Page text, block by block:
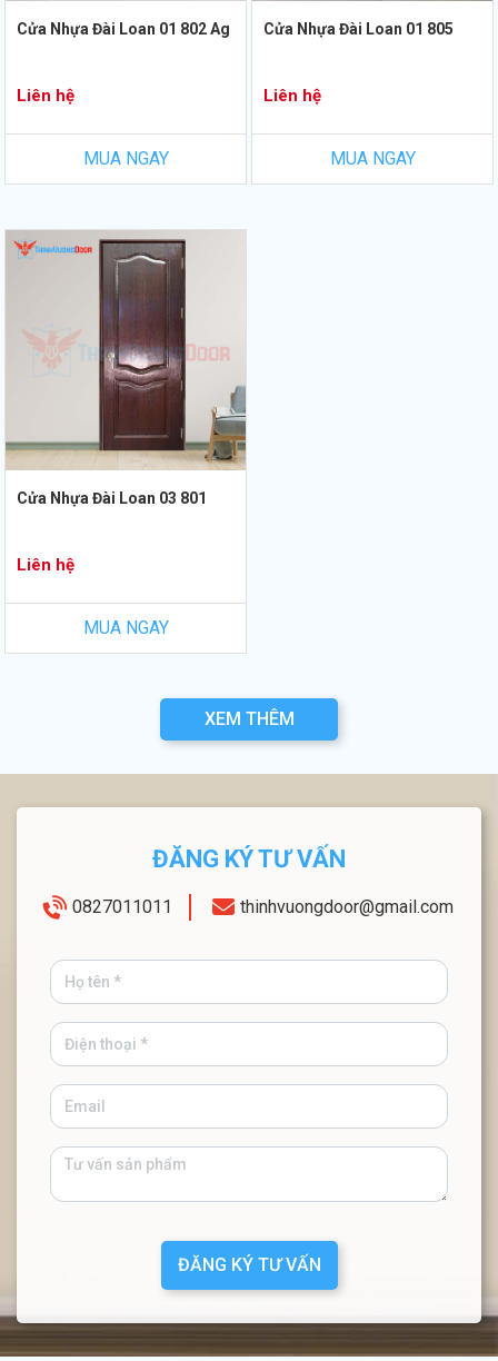
Cửa Nhựa Đài Loan 01 802 Ag
Liên hệ
MUA NGAY
Cửa Nhựa Đài Loan 01 805
Liên hệ
MUA NGAY
Cửa Nhựa Đài Loan 03 801
Liên hệ
MUA NGAY
XEM THÊM
ĐĂNG KÝ TƯ VẤN
0827011011 thinhvuongdoor@gmail.com
ĐĂNG KÝ TƯ VẤN